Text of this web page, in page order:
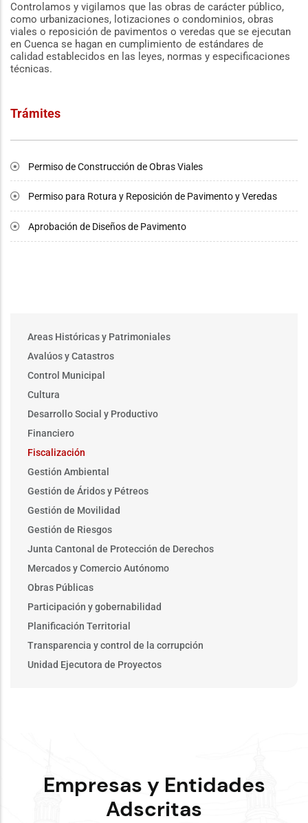
Controlamos y vigilamos que las obras de carácter público,
como urbanizaciones, lotizaciones o condominios, obras
viales o reposición de pavimentos o veredas que se ejecutan
en Cuenca se hagan en cumplimiento de estándares de
calidad establecidos en las leyes, normas y especificaciones
técnicas.
Trámites
Permiso de Construcción de Obras Viales
Permiso para Rotura y Reposición de Pavimento y Veredas
Aprobación de Diseños de Pavimento
Main
menu
Areas Históricas y Patrimoniales
Avalúos y Catastros
Control Municipal
Cultura
Desarrollo Social y Productivo
Financiero
Fiscalización
Gestión Ambiental
Gestión de Áridos y Pétreos
Gestión de Movilidad
Gestión de Riesgos
Junta Cantonal de Protección de Derechos
Mercados y Comercio Autónomo
Obras Públicas
Participación y gobernabilidad
Planificación Territorial
Transparencia y control de la corrupción
Unidad Ejecutora de Proyectos
Empresas y Entidades
Adscritas